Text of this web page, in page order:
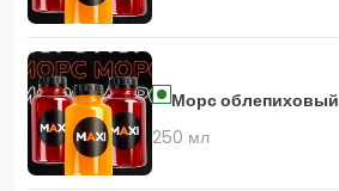
Морс облепиховый
250 мл